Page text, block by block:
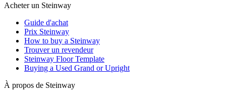
Acheter un Steinway
Guide d'achat
Prix Steinway
How to buy a Steinway
Trouver un revendeur
Steinway Floor Template
Buying a Used Grand or Upright
À propos de Steinway